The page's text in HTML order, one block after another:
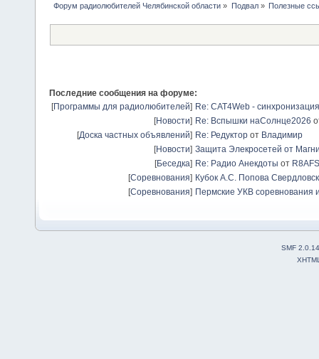
Форум радиолюбителей Челябинской области » Подвал» Полезные
Последние сообщения на форуме:
[Программы для радиолюбителей] Re: CAT4Web -
[Новости] Re: Вспышки наСолнце2026
[Доска частных объявлений] Re: Редуктор от Владимир
[Новости] Защита Элекросетей от
[Беседка] Re: Радио Анекдоты от R8AFS
[Соревнования] Кубок А.С. Попова
[Соревнования] Пермские УКВ соревнования
SMF 2.0.14